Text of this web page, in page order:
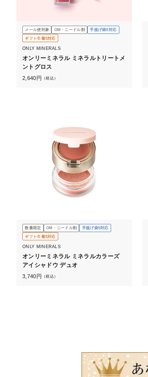
メール便対象 OM・ニードル割
手提げ袋S対応
ギフト巾着S対応
ONLY MINERALS
オンリーミネラル ミネラルトリートメ
ントグロス
2,640円 （税込）
数量限定 OM・ニードル割
手提げ袋S対応
ギフト巾着S対応
ONLY MINERALS
オンリーミネラル ミネラルカラーズ
アイシャドウ デュオ
3,740円 （税込）